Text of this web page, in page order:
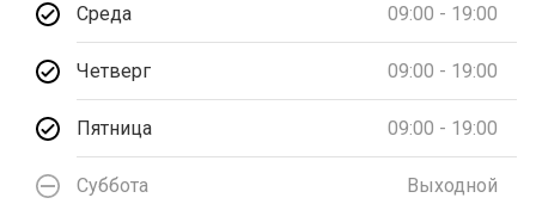
Среда 09:00 - 19:00
Четверг 09:00 - 19:00
Пятница 09:00 - 19:00
Суббота Выходной